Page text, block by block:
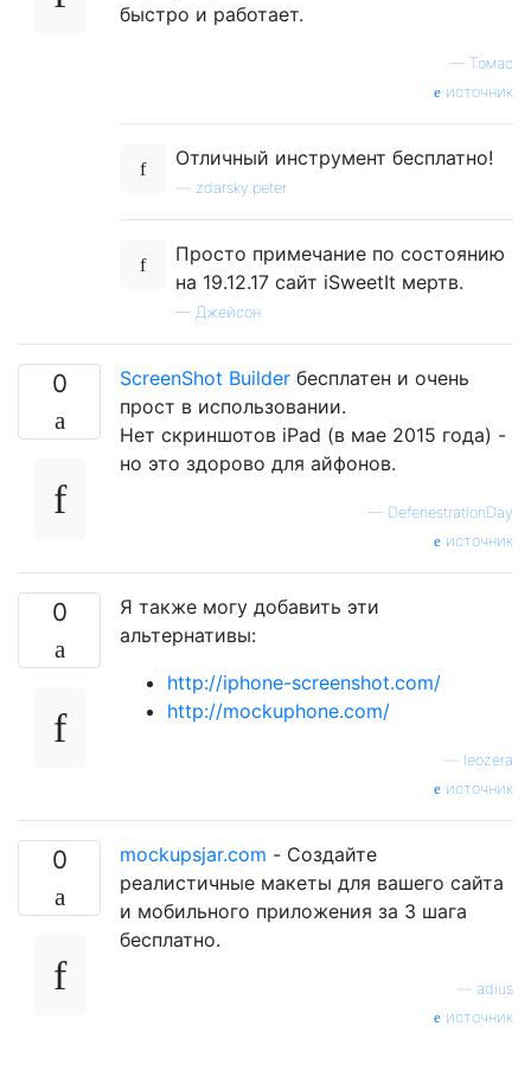
быстро и работает.
— Томас
источник
Отличный инструмент бесплатно!
zdarsky.peter
Просто примечание по состоянию
на 19.12.17 сайт iSweetIt мертв.
— Джейсон
0 ScreenShot Builder бесплатен и очень
прост в использовании.
Нет скриншотов iPad (в мае 2015 года) -
но это здорово для айфонов.
— DefenestrationDay
источник
0
Я также могу добавить эти
альтернативы:
http://iphone-screenshot.com/
http://mockuphone.com/
leozera
источник
0 mockupsjar.com - Создайте
реалистичные макеты для вашего сайта
и мобильного приложения за 3 шага
бесплатно.
adius
источник